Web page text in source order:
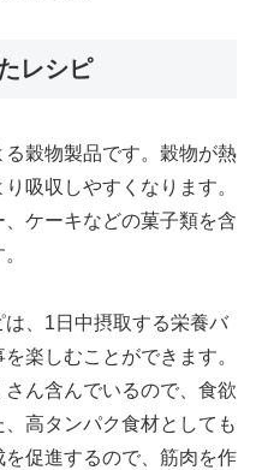
レシピ
穀物製品です。穀物が熱
吸収しやすくなります。
ケーキなどの菓子類を含
、1日中摂取する栄養バ
楽しむことができます。
ん含んでいるので、食欲
高タンパク食材としても
促進するので、筋肉を作